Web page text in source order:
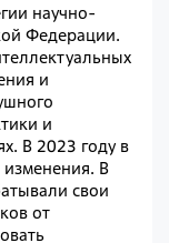
научно-
Федерации.
и
и
В 2023 году в
изменения. В
свои
от